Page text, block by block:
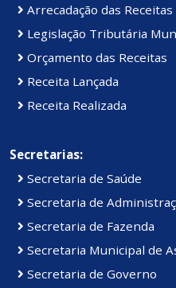
Arrecadação das
Legislação Tributária
Orçamento das Receitas
Receita Lançada
Receita Realizada
Secretarias:
Secretaria de Saúde
Secretaria de
Secretaria de Fazenda
Secretaria Municipal de
Secretaria de Governo